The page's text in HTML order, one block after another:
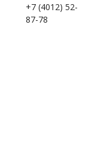
+7 (4012) 52-
87-78